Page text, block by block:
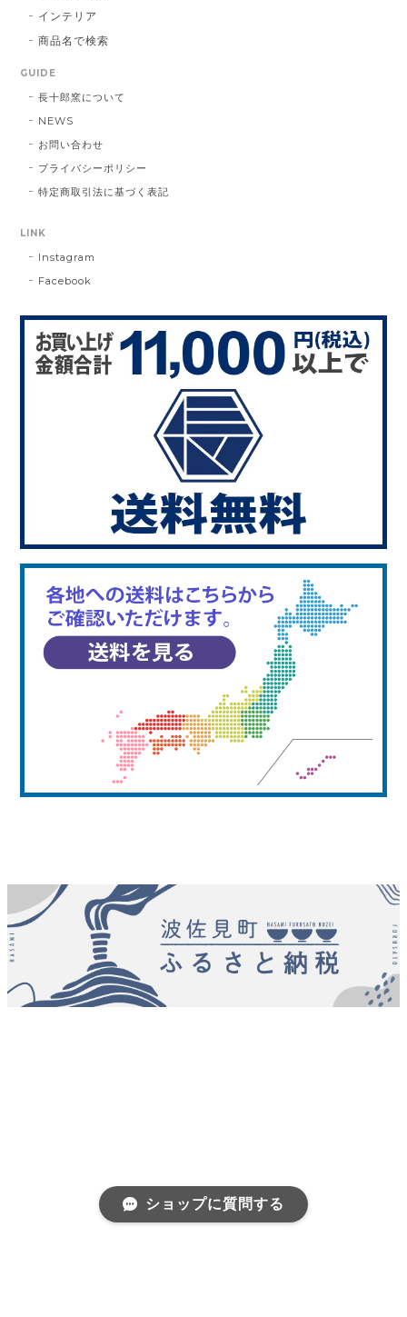
インテリア
商品名で検索
GUIDE
長十郎窯について
NEWS
お問い合わせ
プライバシーポリシー
特定商取引法に基づく表記
LINK
Instagram
Facebook
ショップに質問する